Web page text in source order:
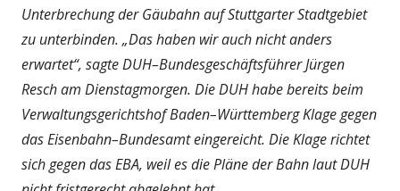
Unterbrechung der Gäubahn auf Stuttgarter Stadtgebiet
zu unterbinden. „Das haben wir auch nicht anders
erwartet“, sagte DUH–Bundesgeschäftsführer Jürgen
Resch am Dienstagmorgen. Die DUH habe bereits beim
Verwaltungsgerichtshof Baden–Württemberg Klage gegen
das Eisenbahn–Bundesamt eingereicht. Die Klage richtet
sich gegen das EBA, weil es die Pläne der Bahn laut DUH